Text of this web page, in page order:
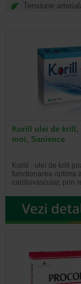
Tensiune
Korill ulei de krill,
moi, Sanience
Korill - ulei de krill
functionarea optima
cardiovascular, prin